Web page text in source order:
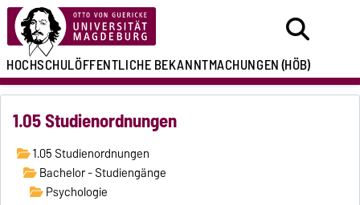
HOCHSCHULÖFFENTLICHEBEKANNTMACHUNGEN(HÖB)
1.05 Studienordnungen
1.05 Studienordnungen
Bachelor - Studiengänge
Psychologie